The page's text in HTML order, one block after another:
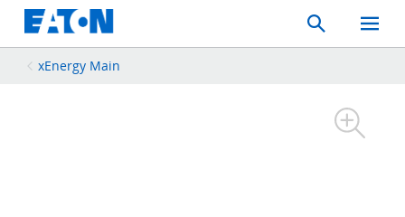
Search
Toggle
Mobile
xEnergy Main